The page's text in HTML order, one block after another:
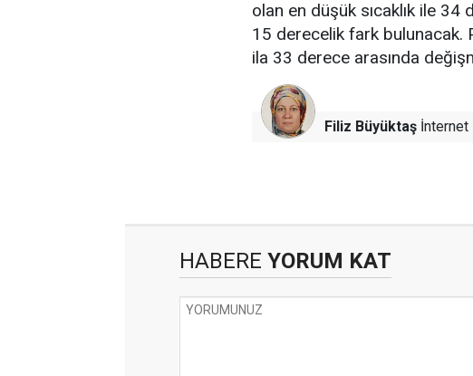
olan en düşük sıcaklık ile 34
15 derecelik fark bulunacak.
ila 33 derece arasında
Filiz Büyüktaş İnternet
HABERE YORUM KAT